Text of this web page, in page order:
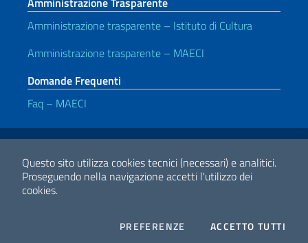
Questo sito utilizza cookies tecnici (necessari) e analitici.
Proseguendo nella navigazione accetti l'utilizzo dei
cookies.
PREFERENZE COOKIESACCETTO TUTTI
Amministrazione trasparente – Istituto di Cultura
Amministrazione trasparente – MAECI
Domande Frequenti
Faq – MAECI
Link Utili